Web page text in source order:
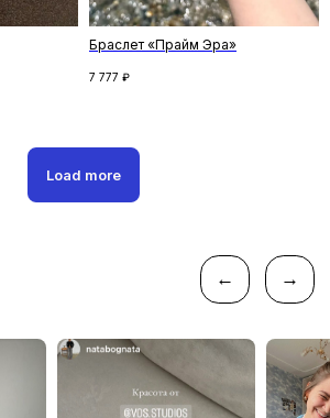
Браслет «Прайм Эра»
7 777 ₽
Load more
новостями